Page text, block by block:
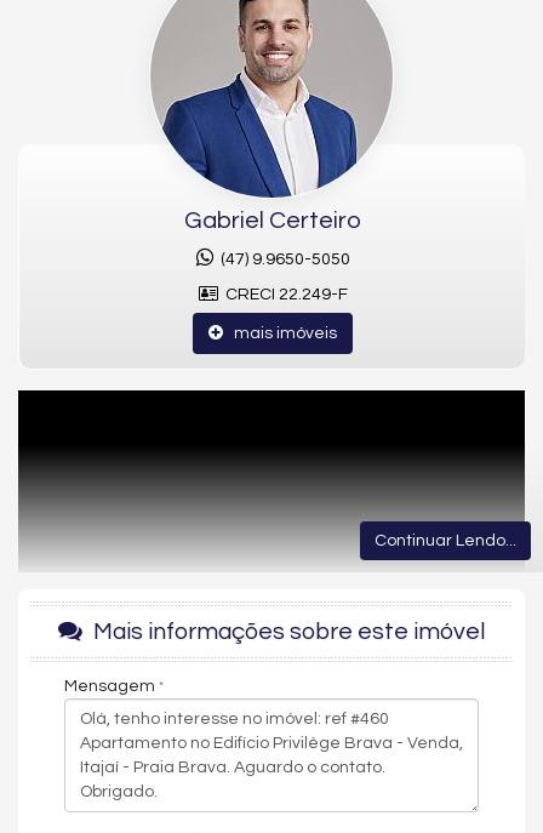
Gabriel Certeiro
(47) 9.9650-5050
CRECI 22.249-F
mais imóveis
Continuar Lendo...
Mais informações sobre este imóvel
Mensagem